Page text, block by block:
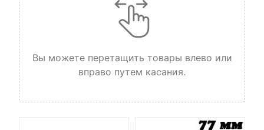
Вы можете перетащить товары влево или
вправо путем касания.